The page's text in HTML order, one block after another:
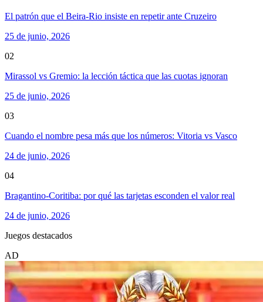
El patrón que el Beira-Rio insiste en repetir ante Cruzeiro
25 de junio, 2026
02
Mirassol vs Gremio: la lección táctica que las cuotas ignoran
25 de junio, 2026
03
Cuando el nombre pesa más que los números: Vitoria vs Vasco
24 de junio, 2026
04
Bragantino-Coritiba: por qué las tarjetas esconden el valor real
24 de junio, 2026
Juegos destacados
AD